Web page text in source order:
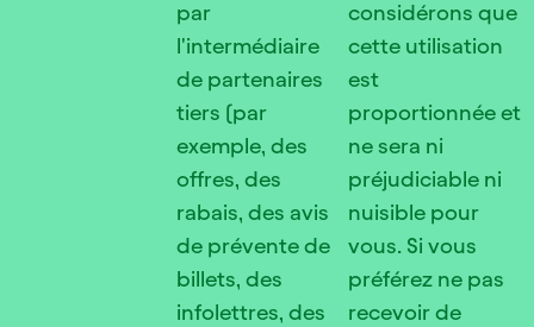
par
l'intermédiaire
de partenaires
tiers (par
exemple, des
offres, des
rabais, des avis
de prévente de
billets, des
infolettres, des
considérons que
cette utilisation
est
proportionnée et
ne sera ni
préjudiciable ni
nuisible pour
vous. Si vous
préférez ne pas
recevoir de